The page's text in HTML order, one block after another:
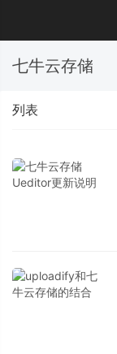
七牛云存储
列表